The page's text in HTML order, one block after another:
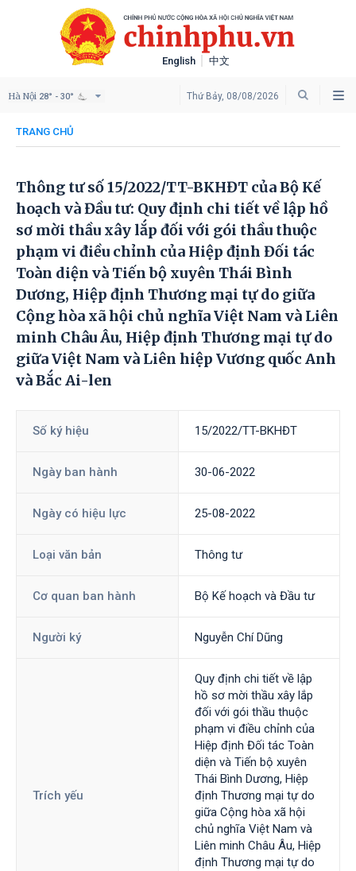
English 中文
Thứ Bảy, 08/08/2026
Hà Nội 28° - 30°
TRANG CHỦ
Thông tư số 15/2022/TT-BKHĐT của Bộ Kế
hoạch và Đầu tư: Quy định chi tiết về lập hồ
sơ mời thầu xây lắp đối với gói thầu thuộc
phạm vi điều chỉnh của Hiệp định Đối tác
Toàn diện và Tiến bộ xuyên Thái Bình
Dương, Hiệp định Thương mại tự do giữa
Cộng hòa xã hội chủ nghĩa Việt Nam và Liên
minh Châu Âu, Hiệp định Thương mại tự do
giữa Việt Nam và Liên hiệp Vương quốc Anh
và Bắc Ai-len
Số ký hiệu 15/2022/TT-BKHĐT
Ngày ban hành 30-06-2022
Ngày có hiệu lực 25-08-2022
Loại văn bản Thông tư
Cơ quan ban hành Bộ Kế hoạch và Đầu tư
Người ký Nguyễn Chí Dũng
Trích yếu
Quy định chi tiết về lập
hồ sơ mời thầu xây lắp
đối với gói thầu thuộc
phạm vi điều chỉnh của
Hiệp định Đối tác Toàn
diện và Tiến bộ xuyên
Thái Bình Dương, Hiệp
định Thương mại tự do
giữa Cộng hòa xã hội
chủ nghĩa Việt Nam và
Liên minh Châu Âu, Hiệp
định Thương mại tự do